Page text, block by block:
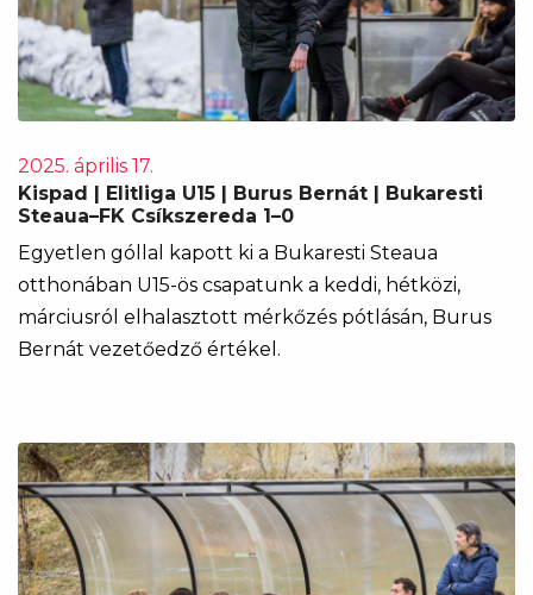
2025. április 17.
Kispad | Elitliga U15 | Burus Bernát | Bukaresti
Steaua–FK Csíkszereda 1–0
Egyetlen góllal kapott ki a Bukaresti Steaua
otthonában U15-ös csapatunk a keddi, hétközi,
márciusról elhalasztott mérkőzés pótlásán, Burus
Bernát vezetőedző értékel.